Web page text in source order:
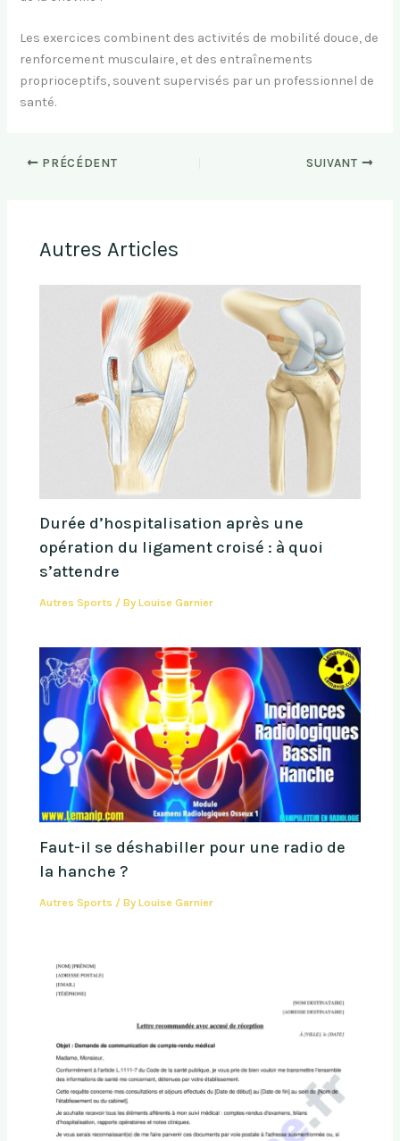
Les exercices combinent des activités de mobilité douce, de
renforcement musculaire, et des entraînements
proprioceptifs, souvent supervisés par un professionnel de
santé.
PRÉCÉDENT SUIVANT
Autres Articles
Durée d’hospitalisation après une
opération du ligament croisé : à quoi
s’attendre
Autres Sports / ByLouise Garnier
Faut-il se déshabiller pour une radio de
la hanche ?
Autres Sports / ByLouise Garnier